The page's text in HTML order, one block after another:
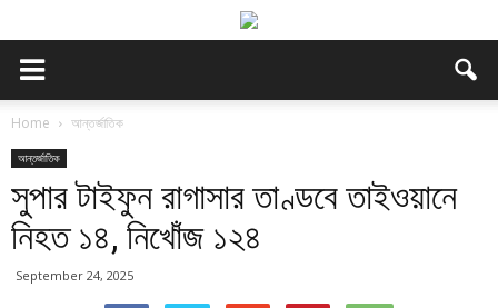
Home আন্তর্জাতিক
আন্তর্জাতিক
সুপার টাইফুন রাগাসার তাণ্ডবে তাইওয়ানে
নিহত ১৪, নিখোঁজ ১২৪
September 24, 2025